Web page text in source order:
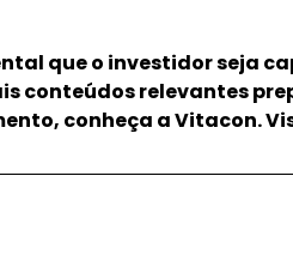
que o investidor seja
conteúdos relevantes
conheça a Vitacon.